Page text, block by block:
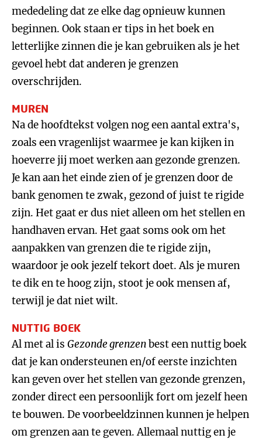
mededeling dat ze elke dag opnieuw kunnen
beginnen. Ook staan er tips in het boek en
letterlijke zinnen die je kan gebruiken als je het
gevoel hebt dat anderen je grenzen
overschrijden.
MUREN
Na de hoofdtekst volgen nog een aantal extra's,
zoals een vragenlijst waarmee je kan kijken in
hoeverre jij moet werken aan gezonde grenzen.
Je kan aan het einde zien of je grenzen door de
bank genomen te zwak, gezond of juist te rigide
zijn. Het gaat er dus niet alleen om het stellen en
handhaven ervan. Het gaat soms ook om het
aanpakken van grenzen die te rigide zijn,
waardoor je ook jezelf tekort doet. Als je muren
te dik en te hoog zijn, stoot je ook mensen af,
terwijl je dat niet wilt.
NUTTIG BOEK
Al met al is Gezonde grenzenbest een nuttig boek
dat je kan ondersteunen en/of eerste inzichten
kan geven over het stellen van gezonde grenzen,
zonder direct een persoonlijk fort om jezelf heen
te bouwen. De voorbeeldzinnen kunnen je helpen
om grenzen aan te geven. Allemaal nuttig en je